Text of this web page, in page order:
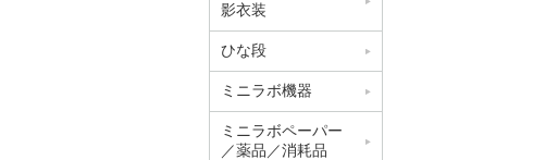
影衣装
ひな段
ミニラボ機器
ミニラボペーパー
／薬品／消耗品